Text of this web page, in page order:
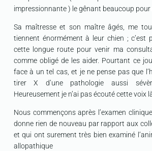
impressionnante ) le gênant beaucoup pour
Sa maîtresse et son maître âgés, me
tiennent énormément à leur chien ; c’est
cette longue route pour venir ma
comme obligé de les aider. Pourtant ce
face à un tel cas, et je ne pense pas que
tirer X d’une pathologie aussi
Heureusement je n’ai pas écouté cette voix
Nous commençons après l’examen
donne rien de nouveau par rapport aux
et qui ont surement très bien examiné
allopathique